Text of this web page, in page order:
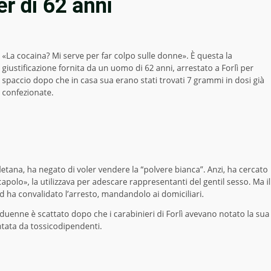
di 62 anni
«La cocaina? Mi serve per far colpo sulle donne». È questa la
giustificazione fornita da un uomo di 62 anni, arrestato a Forlì per
spaccio dopo che in casa sua erano stati trovati 7 grammi in dosi già
confezionate.
ha negato di voler vendere la “polvere bianca”. Anzi, ha cercato
la utilizzava per adescare rappresentanti del gentil sesso. Ma il
ha convalidato l’arresto, mandandolo ai domiciliari.
è scattato dopo che i carabinieri di Forlì avevano notato la sua
da tossicodipendenti.